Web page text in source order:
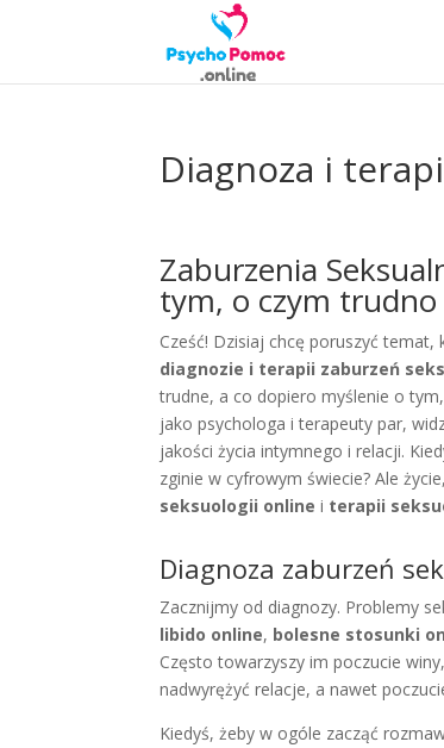
Diagnoza i
Zaburzenia
tym, o czym
Cześć! Dzisiaj chcę poruszyć
diagnozie i terapii zaburzeń
trudne, a co dopiero myślenie o
jako psychologa i terapeuty par,
jakości życia intymnego i relacji.
zginie w cyfrowym świecie? Ale
seksuologii online i terapii
Diagnoza zaburzeń
Zacznijmy od diagnozy. Problemy
libido online, bolesne stosunki
Często towarzyszy im poczucie
nadwyrężyć relacje, a nawet
Kiedyś, żeby w ogóle zacząć